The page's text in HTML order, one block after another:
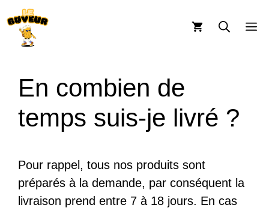
Aller
au
contenu
En combien de
temps suis-je livré ?
Pour rappel, tous nos produits sont
préparés à la demande, par conséquent la
livraison prend entre 7 à 18 jours. En cas